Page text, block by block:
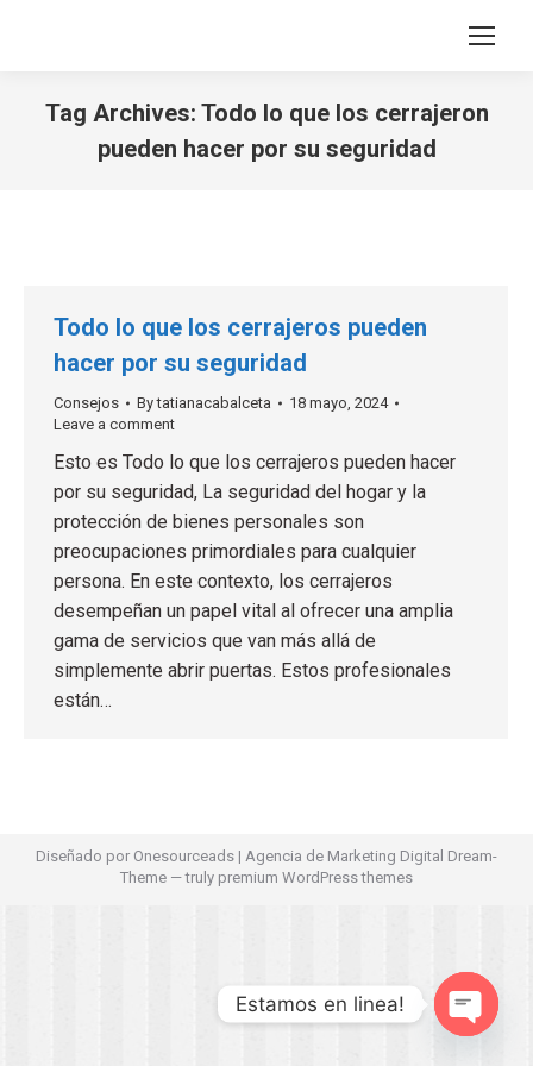
Tag Archives: Todo lo que los cerrajeron
pueden hacer por su seguridad
Todo lo que los cerrajeros pueden
hacer por su seguridad
Consejos Bytatianacabalceta
18 mayo, 2024
Leave a comment
Esto es Todo lo que los cerrajeros pueden hacer
por su seguridad, La seguridad del hogar y la
protección de bienes personales son
preocupaciones primordiales para cualquier
persona. En este contexto, los cerrajeros
desempeñan un papel vital al ofrecer una amplia
gama de servicios que van más allá de
simplemente abrir puertas. Estos profesionales
están…
Diseñado por Onesourceads | Agencia de Marketing Digital Dream-
Theme — truly premium WordPress themes
Estamos en linea!